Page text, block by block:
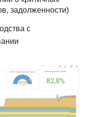
задолженности)
с